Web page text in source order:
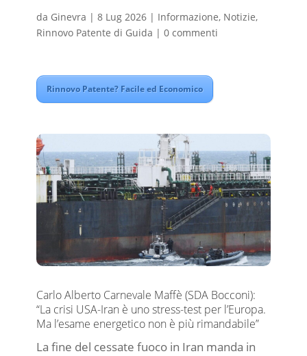
da Ginevra | 8 Lug 2026| Informazione, Notizie,
Rinnovo Patente di Guida | 0 commenti
Rinnovo Patente? Facile ed Economico
Carlo Alberto Carnevale Maffè (SDA Bocconi):
“La crisi USA-Iran è uno stress-test per l’Europa.
Ma l’esame energetico non è più rimandabile”
La fine del cessate fuoco in Iran manda in